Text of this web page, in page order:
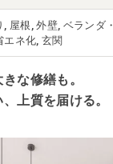
屋根, 外壁, ベランダ
エネ化, 玄関
な修繕も。
上質を届ける。